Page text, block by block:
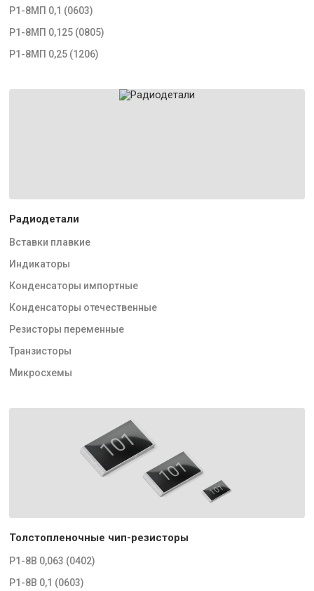
Р1-8МП 0,1 (0603)
Р1-8МП 0,125 (0805)
Р1-8МП 0,25 (1206)
Радиодетали
Вставки плавкие
Индикаторы
Конденсаторы импортные
Конденсаторы отечественные
Резисторы переменные
Транзисторы
Микросхемы
Толстопленочные чип-резисторы
Р1-8В 0,063 (0402)
Р1-8В 0,1 (0603)